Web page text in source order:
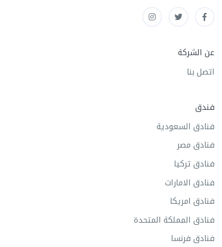
عن الشركة
اتصل بنا
فندق
فنادق السعودية
فنادق مصر
فنادق تركيا
فنادق الامارات
فنادق امريكا
فنادق المملكة المتحدة
فنادق فرنسا